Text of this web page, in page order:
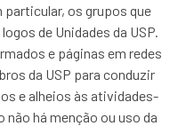
os grupos que
de Unidades da USP.
e páginas em redes
da USP para conduzir
e alheios às atividades-
não há menção ou uso da